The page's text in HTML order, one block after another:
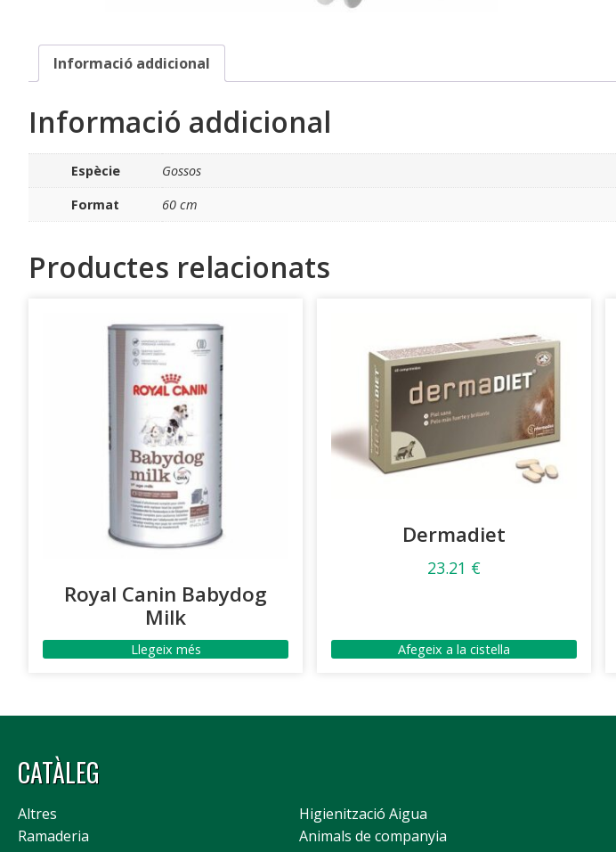
Informació addicional
Informació addicional
Espècie
Gossos
Format
60 cm
Productes relacionats
Royal Canin Babydog
Milk
Llegeix més
Dermadiet
23.21 €
Afegeix a la cistella
CATÀLEG
Altres
Higienització Aigua
Ramaderia
Animals de companyia